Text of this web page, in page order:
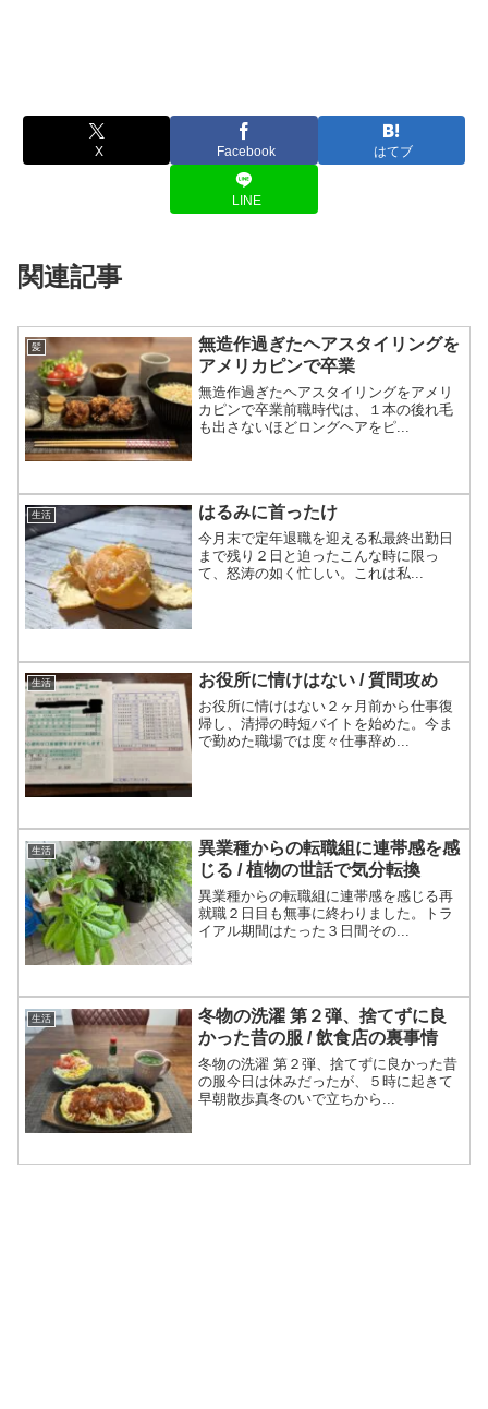
X Facebook はてブ
LINE
関連記事
髪
無造作過ぎたヘアスタイリングを
アメリカピンで卒業
無造作過ぎたヘアスタイリングをアメリ
カピンで卒業前職時代は、１本の後れ毛
も出さないほどロングヘアをピ...
生活 はるみに首ったけ
今月末で定年退職を迎える私最終出勤日
まで残り２日と迫ったこんな時に限っ
て、怒涛の如く忙しい。これは私...
生活 お役所に情けはない / 質問攻め
お役所に情けはない２ヶ月前から仕事復
帰し、清掃の時短バイトを始めた。今ま
で勤めた職場では度々仕事辞め...
生活
異業種からの転職組に連帯感を感
じる / 植物の世話で気分転換
異業種からの転職組に連帯感を感じる再
就職２日目も無事に終わりました。トラ
イアル期間はたった３日間その...
生活
冬物の洗濯 第２弾、捨てずに良
かった昔の服 / 飲食店の裏事情
冬物の洗濯 第２弾、捨てずに良かった昔
の服今日は休みだったが、５時に起きて
早朝散歩真冬のいで立ちから...